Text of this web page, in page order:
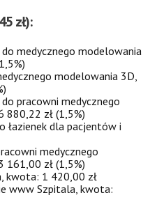
zł):
medycznego modelowania
modelowania 3D,
pracowni medycznego
zł (1,5%)
łazienek dla pacjentów i
medycznego
zł (1,5%)
kwota: 1 420,00 zł
www Szpitala, kwota: